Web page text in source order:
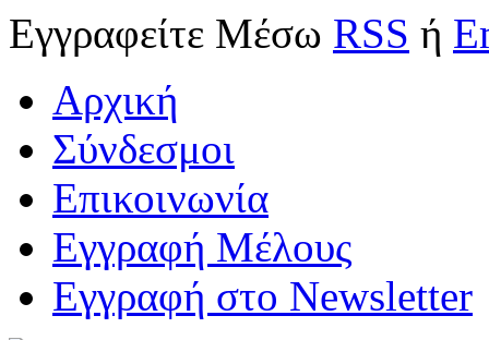
Εγγραφείτε Μέσω RSS ή
Αρχική
Σύνδεσμοι
Επικοινωνία
Εγγραφή Μέλους
Εγγραφή στο Newsletter